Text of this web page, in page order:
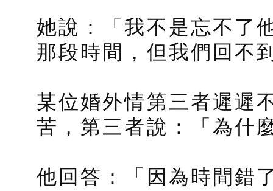
她說：「我不是忘不了
那段時間，但我們回不
某位婚外情第三者遲遲
苦，第三者說：「為什
他回答：「因為時間錯